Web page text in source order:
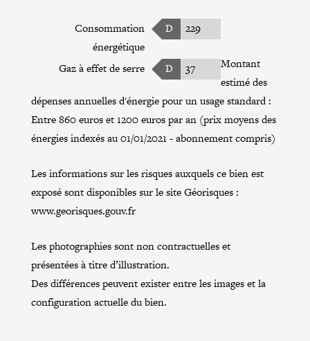
Consommation
énergétique
D 229
Gaz à effet de serre D 37
Montant
estimé des
dépenses annuelles d'énergie pour un usage standard :
Entre 860 euros et 1200 euros par an (prix moyens des
énergies indexés au 01/01/2021 - abonnement compris)
Les informations sur les risques auxquels ce bien est
exposé sont disponibles sur le site Géorisques :
www.georisques.gouv.fr
Les photographies sont non contractuelles et
présentées à titre d’illustration.
Des différences peuvent exister entre les images et la
configuration actuelle du bien.